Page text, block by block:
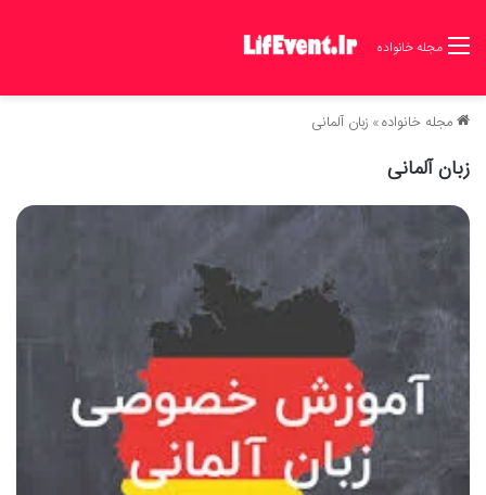
مجله خانواده
مجله خانواده» زبان آلمانی
زبان آلمانی